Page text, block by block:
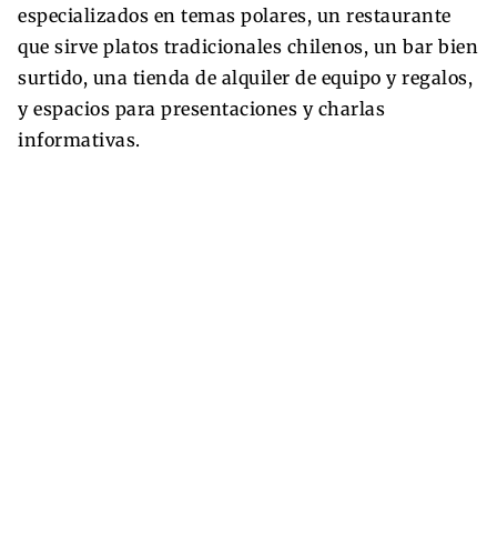
especializados en temas polares, un restaurante
que sirve platos tradicionales chilenos, un bar bien
surtido, una tienda de alquiler de equipo y regalos,
y espacios para presentaciones y charlas
informativas.